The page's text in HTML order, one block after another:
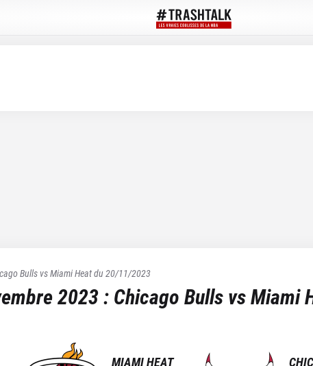
Bulls vsMiami Heatdu20/11/2023
2023: Chicago Bulls vsMiami
MIAMI HEAT